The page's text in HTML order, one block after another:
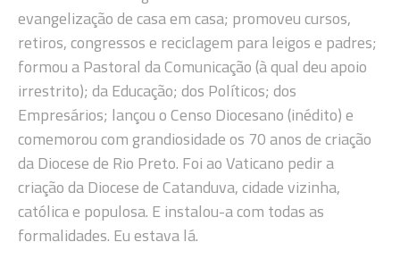
evangelização de casa em casa; promoveu cursos,
retiros, congressos e reciclagem para leigos e padres;
formou a Pastoral da Comunicação (à qual deu apoio
irrestrito); da Educação; dos Políticos; dos
Empresários; lançou o Censo Diocesano (inédito) e
comemorou com grandiosidade os 70 anos de criação
da Diocese de Rio Preto. Foi ao Vaticano pedir a
criação da Diocese de Catanduva, cidade vizinha,
católica e populosa. E instalou-a com todas as
formalidades. Eu estava lá.